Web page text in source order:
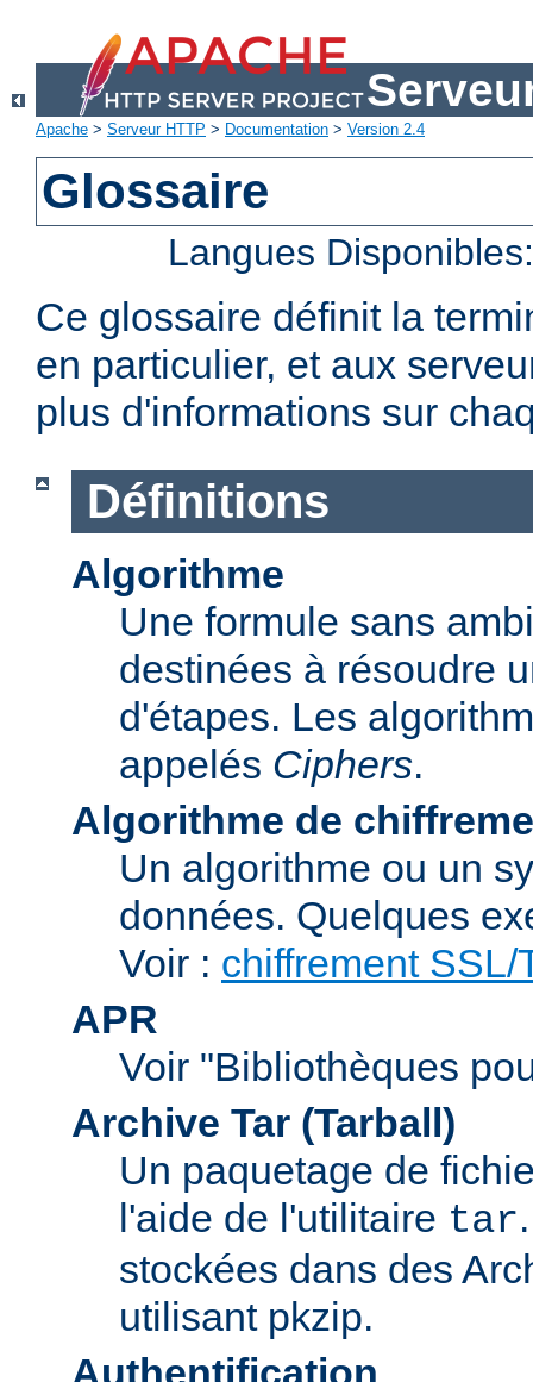
Apache > Serveur HTTP > Documentation > Version 2.4
Glossaire
Langues
Ce glossaire définit la
en particulier, et aux
plus d'informations sur
Définitions
Algorithme
Une formule sans
destinées à résoudre
d'étapes. Les
appelés Ciphers.
Algorithme de
Un algorithme ou un
données. Quelques
Voir : chiffrement SSL/
APR
Voir "Bibliothèques
Archive Tar (Tarball)
Un paquetage de
l'aide de l'utilitaire tar
stockées dans des
utilisant pkzip.
Authentification